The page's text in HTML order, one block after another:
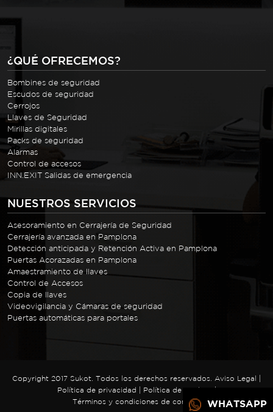
WHATSAPP
¿QUÉ OFRECEMOS?
Bombines de seguridad
Escudos de seguridad
Cerrojos
Llaves de Seguridad
Mirillas digitales
Packs de seguridad
Alarmas
Control de accesos
INN.EXIT Salidas de emergencia
NUESTROS SERVICIOS
Asesoramiento en Cerrajería de Seguridad
Cerrajería avanzada en Pamplona
Detección anticipada y Retención Activa en Pamplona
Puertas Acorazadas en Pamplona
Amaestramiento de llaves
Control de Accesos
Copia de llaves
Videovigilancia y Cámaras de seguridad
Puertas automáticas para portales
Copyright 2017 Sukot. Todos los derechos reservados. Aviso Legal
Política de privacidad
Política de cookies
|
Términos y condiciones de compra